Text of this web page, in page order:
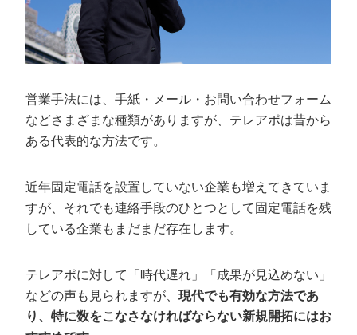
導入はフックになるような話題を入れる
自己紹介は簡潔にする
キラートークを加えて商品・サービスに誘導する
事例には具体的な数字を入れる
切り返しトークも用意しておく
新規開拓営業のテレアポでよくある3つの
悩みと対策
アポにつながらない
断られ過ぎてメンタルが落ち込む
営業手法には、手紙・メール・お問い合わせフォーム
などさまざまな種類がありますが、テレアポは昔から
ある代表的な方法です。
近年固定電話を設置していない企業も増えてきていま
すが、それでも連絡手段のひとつとして固定電話を残
している企業もまだまだ存在します。
テレアポに対して「時代遅れ」「成果が見込めない」
などの声も見られますが、 現代でも有効な方法であ
り、特に数をこなさなければならない新規開拓にはお